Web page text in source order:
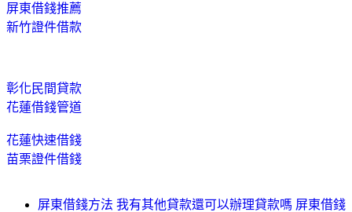
屏東借錢推薦
新竹證件借款
彰化民間貸款
花蓮借錢管道
花蓮快速借錢
苗栗證件借錢
屏東借錢方法 我有其他貸款還可以辦理貸款嗎 屏東借錢